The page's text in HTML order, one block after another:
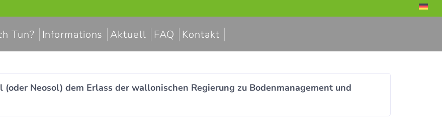
Tun? Informations Aktuell FAQ Kontakt
Neosol) dem Erlass der wallonischen Regierung zu Bodenmanagement und